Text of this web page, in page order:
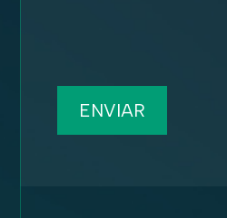
ENVIAR